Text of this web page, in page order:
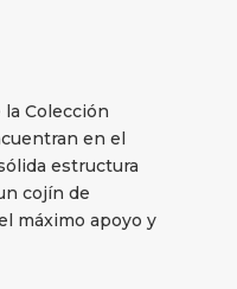
Colección
en el
estructura
cojín de
máximo apoyo y